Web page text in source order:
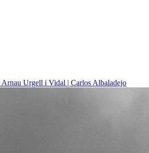
Arnau Urgell i Vidal | Carlos Albaladejo